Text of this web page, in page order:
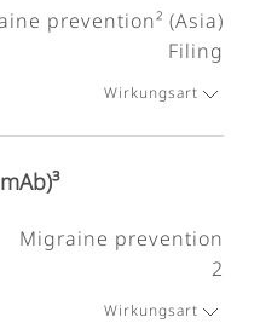
prevention² (Asia)
Filing
Wirkungsart
Migraine prevention
2
Wirkungsart